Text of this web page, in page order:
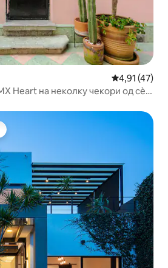
Просечна
4,91 (47)
Heart на неколку чекори од сѐ!